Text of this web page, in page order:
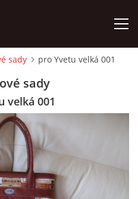
sady pro Yvetu velká 001
sady
velká 001